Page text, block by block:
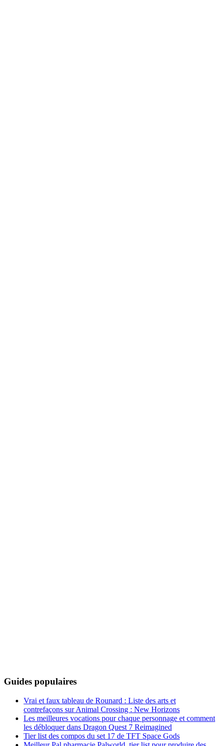
Guides populaires
Vrai et faux tableau de Rounard : Liste des arts et
contrefaçons sur Animal Crossing : New Horizons
Les meilleures vocations pour chaque personnage et comment
les débloquer dans Dragon Quest 7 Reimagined
Tier list des compos du set 17 de TFT Space Gods